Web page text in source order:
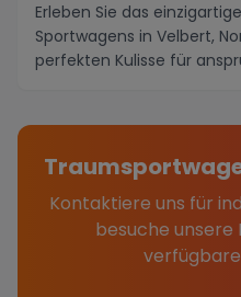
Erleben Sie das
Sportwagens in Velbert,
perfekten Kulisse für
Kontaktiere uns für
besuche unsere